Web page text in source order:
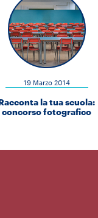
19 Marzo 2014
la tua scuola:
concorso fotografico